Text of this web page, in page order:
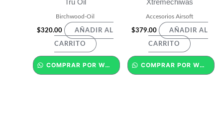
Tru Oil
Birchwood-Oil
$320.00 AÑADIR AL
CARRITO
COMPRAR POR WHATSAPP
Xtremechiwas
Accesorios Airsoft
$379.00 AÑADIR AL
CARRITO
COMPRAR POR WHATSAPP